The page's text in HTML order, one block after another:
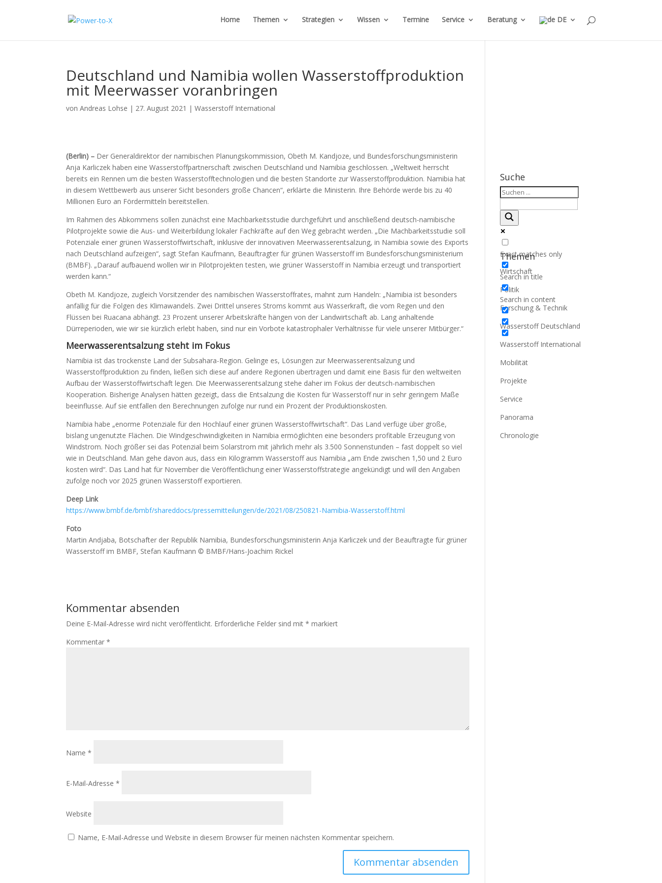
Home Themen Strategien Wissen Termine Service Beratung DE
Deutschland und Namibia wollen Wasserstoffproduktion
mit Meerwasser voranbringen
vonAndreas Lohse | 27. August 2021 |Wasserstoff International
(Berlin) – Der Generaldirektor der namibischen Planungskommission, Obeth M. Kandjoze, und Bundesforschungsministerin
Anja Karliczek haben eine Wasserstoffpartnerschaft zwischen Deutschland und Namibia geschlossen. „Weltweit herrscht
bereits ein Rennen um die besten Wasserstofftechnologien und die besten Standorte zur Wasserstoffproduktion. Namibia hat
in diesem Wettbewerb aus unserer Sicht besonders große Chancen“, erklärte die Ministerin. Ihre Behörde werde bis zu 40
Millionen Euro an Fördermitteln bereitstellen.
Im Rahmen des Abkommens sollen zunächst eine Machbarkeitsstudie durchgeführt und anschließend deutsch-namibische
Pilotprojekte sowie die Aus- und Weiterbildung lokaler Fachkräfte auf den Weg gebracht werden. „Die Machbarkeitsstudie soll
Potenziale einer grünen Wasserstoffwirtschaft, inklusive der innovativen Meerwasserentsalzung, in Namibia sowie des Exports
nach Deutschland aufzeigen“, sagt Stefan Kaufmann, Beauftragter für grünen Wasserstoff im Bundesforschungsministerium
(BMBF). „Darauf aufbauend wollen wir in Pilotprojekten testen, wie grüner Wasserstoff in Namibia erzeugt und transportiert
werden kann.“
Obeth M. Kandjoze, zugleich Vorsitzender des namibischen Wasserstoffrates, mahnt zum Handeln: „Namibia ist besonders
anfällig für die Folgen des Klimawandels. Zwei Drittel unseres Stroms kommt aus Wasserkraft, die vom Regen und den
Flüssen bei Ruacana abhängt. 23 Prozent unserer Arbeitskräfte hängen von der Landwirtschaft ab. Lang anhaltende
Dürreperioden, wie wir sie kürzlich erlebt haben, sind nur ein Vorbote katastrophaler Verhältnisse für viele unserer Mitbürger.“
Meerwasserentsalzung steht im Fokus
Namibia ist das trockenste Land der Subsahara-Region. Gelinge es, Lösungen zur Meerwasserentsalzung und
Wasserstoffproduktion zu finden, ließen sich diese auf andere Regionen übertragen und damit eine Basis für den weltweiten
Aufbau der Wasserstoffwirtschaft legen. Die Meerwasserentsalzung stehe daher im Fokus der deutsch-namibischen
Kooperation. Bisherige Analysen hätten gezeigt, dass die Entsalzung die Kosten für Wasserstoff nur in sehr geringem Maße
beeinflusse. Auf sie entfallen den Berechnungen zufolge nur rund ein Prozent der Produktionskosten.
Namibia habe „enorme Potenziale für den Hochlauf einer grünen Wasserstoffwirtschaft“. Das Land verfüge über große,
bislang ungenutzte Flächen. Die Windgeschwindigkeiten in Namibia ermöglichten eine besonders profitable Erzeugung von
Windstrom. Noch größer sei das Potenzial beim Solarstrom mit jährlich mehr als 3.500 Sonnenstunden – fast doppelt so viel
wie in Deutschland. Man gehe davon aus, dass ein Kilogramm Wasserstoff aus Namibia „am Ende zwischen 1,50 und 2 Euro
kosten wird“. Das Land hat für November die Veröffentlichung einer Wasserstoffstrategie angekündigt und will den Angaben
zufolge noch vor 2025 grünen Wasserstoff exportieren.
Deep Link
https://www.bmbf.de/bmbf/shareddocs/pressemitteilungen/de/2021/08/250821-Namibia-Wasserstoff.html
Foto
Martin Andjaba, Botschafter der Republik Namibia, Bundesforschungsministerin Anja Karliczek und der Beauftragte für grüner
Wasserstoff im BMBF, Stefan Kaufmann © BMBF/Hans-Joachim Rickel
Kommentar absenden
Deine E-Mail-Adresse wird nicht veröffentlicht. Erforderliche Felder sind mit* markiert
Kommentar*
Name*
E-Mail-Adresse*
Website
Name, E-Mail-Adresse und Website in diesem Browser für meinen nächsten Kommentar speichern.
Suche
Exact matches only
Search in title
Search in content
Themen
Wirtschaft
Politik
Forschung & Technik
Wasserstoff Deutschland
Wasserstoff International
Mobilität
Projekte
Service
Panorama
Chronologie